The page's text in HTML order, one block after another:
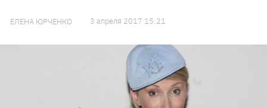
ЕЛЕНА ЮРЧЕНКО 3 апреля 2017 15:21